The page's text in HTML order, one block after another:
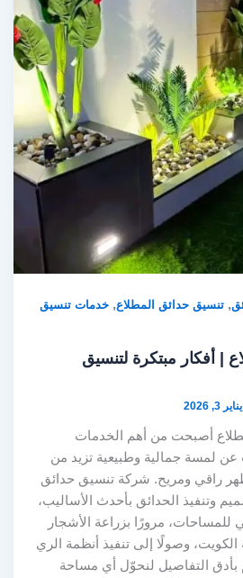
,تنسيق حدائق المطلاع,خدمات تنسيق
| أفكار مبتكرة لتنسيق
يناير 3, 2026
أصبحت من أهم الخدمات
لمسة جمالية وطبيعية تزيد من
راقي ومريح. شركة تنسيق حدائق
وتنفيذ الحدائق بأحدث الأساليب،
للمساحات، مرورًا بزراعة الأشجار
الكويت، وصولًا إلى تنفيذ أنظمة الري
بأدق التفاصيل لنحوّل أي مساحة